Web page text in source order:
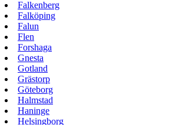
Falkenberg
Falköping
Falun
Flen
Forshaga
Gnesta
Gotland
Grästorp
Göteborg
Halmstad
Haninge
Helsingborg